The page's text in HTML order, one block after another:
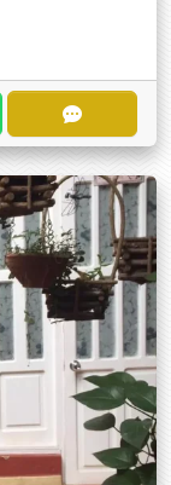
POR